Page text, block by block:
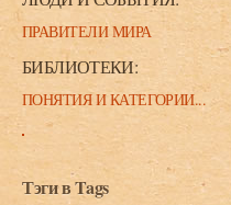
ПРАВИТЕЛИ МИРА
БИБЛИОТЕКИ:
ПОНЯТИЯ И КАТЕГОРИИ...
Тэги в Tags